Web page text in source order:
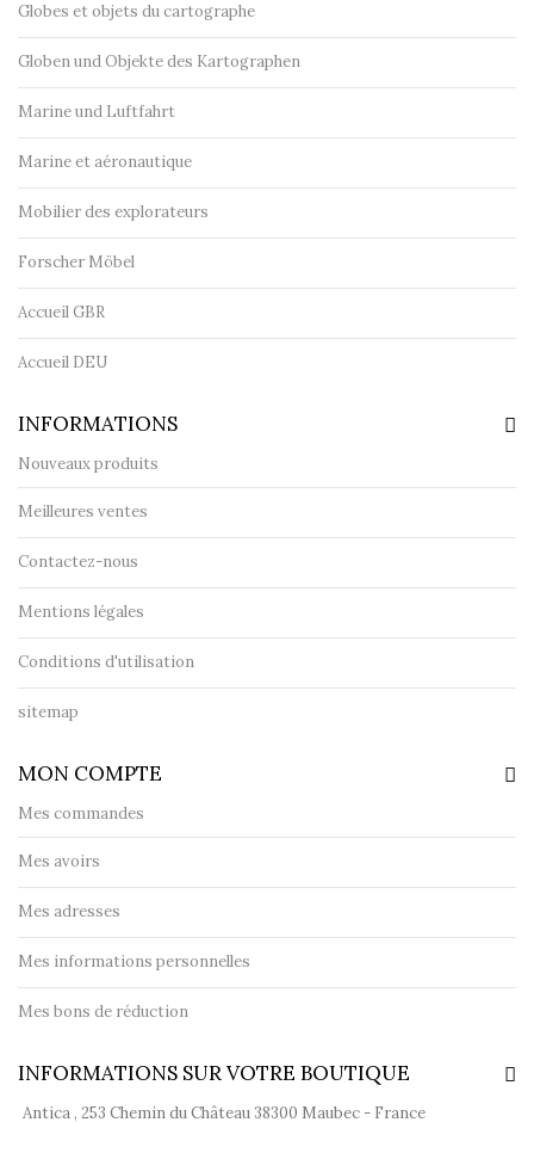
Globes et objets du cartographe
Globen und Objekte des Kartographen
Marine und Luftfahrt
Marine et aéronautique
Mobilier des explorateurs
Forscher Möbel
Accueil GBR
Accueil DEU
INFORMATIONS
Nouveaux produits
Meilleures ventes
Contactez-nous
Mentions légales
Conditions d'utilisation
sitemap
MON COMPTE
Mes commandes
Mes avoirs
Mes adresses
Mes informations personnelles
Mes bons de réduction
INFORMATIONS SUR VOTRE BOUTIQUE
Antica , 253 Chemin du Château 38300 Maubec - France